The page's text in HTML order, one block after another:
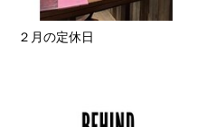
２月の定休日